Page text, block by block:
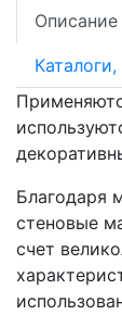
Описание
Благодаря
стеновые
счет